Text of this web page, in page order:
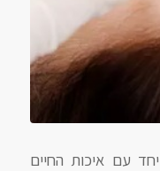
עם איכות החיים